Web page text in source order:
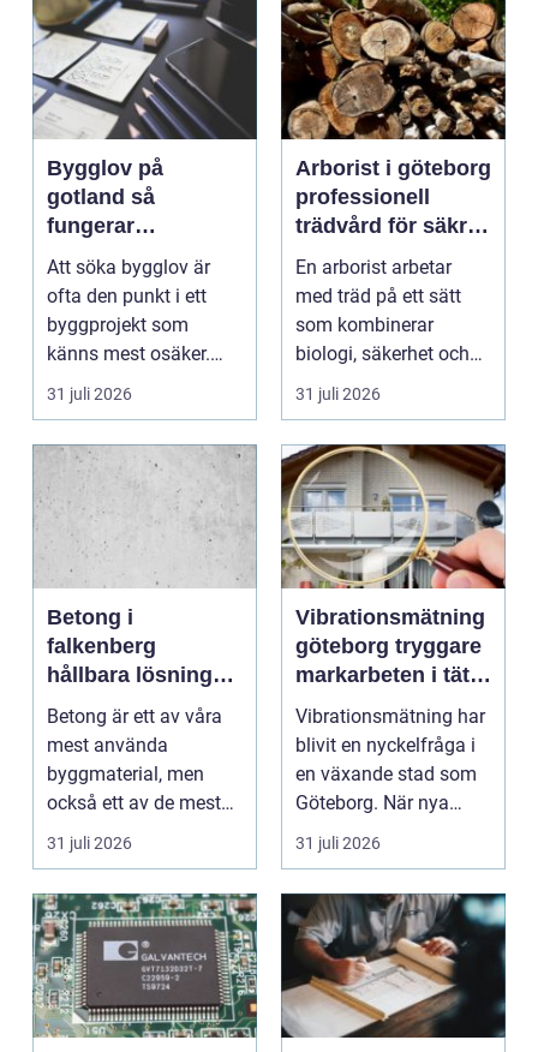
Bygglov på
gotland så
fungerar
processen från idé
till godkänt beslut
Att söka bygglov är
ofta den punkt i ett
byggprojekt som
känns mest osäker.
Frågorna hopar sig:
vilk...
31 juli 2026
Arborist i göteborg
professionell
trädvård för säkra
och friska träd
En arborist arbetar
med träd på ett sätt
som kombinerar
biologi, säkerhet och
hantverk. I en stad so...
31 juli 2026
Betong i
falkenberg
hållbara lösningar
för grund, golv
och utemiljö
Betong är ett av våra
mest använda
byggmaterial, men
också ett av de mest
missförstådda. Många
tänke...
31 juli 2026
Vibrationsmätning
göteborg tryggare
markarbeten i tät
stadsmiljö
Vibrationsmätning har
blivit en nyckelfråga i
en växande stad som
Göteborg. När nya
bostäder, broar,...
31 juli 2026